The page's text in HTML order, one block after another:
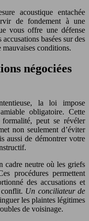
acoustique entachée
de fondement à une
vous offre une défense
basées sur des
mauvaises conditions.
négociées
la loi impose
obligatoire. Cette
peut se révéler
non seulement d’éviter
aussi de démontrer votre
cadre neutre où les griefs
procédures permettent
des accusations et
Un conciliateur de
les plaintes légitimes
de voisinage.